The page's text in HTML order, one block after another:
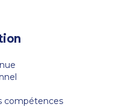
compétences